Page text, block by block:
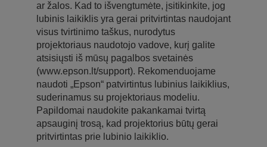
ar žalos. Kad to išvengtumėte, įsitikinkite, jog
lubinis laikiklis yra gerai pritvirtintas naudojant
visus tvirtinimo taškus, nurodytus
projektoriaus naudotojo vadove, kurį galite
atsisiųsti iš mūsų pagalbos svetainės
(www.epson.lt/support). Rekomenduojame
naudoti „Epson“ patvirtintus lubinius laikiklius,
suderinamus su projektoriaus modeliu.
Papildomai naudokite pakankamai tvirtą
apsauginį trosą, kad projektorius būtų gerai
pritvirtintas prie lubinio laikiklio.